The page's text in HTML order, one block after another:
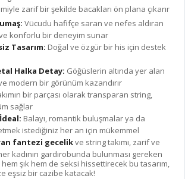
zarif bir şekilde bacakları ön plana çıkarır
Vücudu hafifçe saran ve nefes aldıran
konforlu bir deneyim sunar
Tasarım: Doğal ve özgür bir his için destek
Halka Detay: Göğüslerin altında yer alan
modern bir görünüm kazandırır
bir parçası olarak transparan string,
sağlar
Balayı, romantik buluşmalar ya da
istediğiniz her an için mükemmel
fantezi gecelikve string takımı, zarif ve
kadının gardırobunda bulunması gereken
şık hem de seksi hissettirecek bu tasarım,
eşsiz bir cazibe katacak!